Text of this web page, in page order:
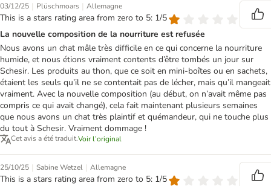
03/12/25 | Plüschmoars | Allemagne
This is a stars rating area from zero to 5: 1/5
La nouvelle composition de la nourriture est refusée
Nous avons un chat mâle très difficile en ce qui concerne la nourriture
humide, et nous étions vraiment contents d’être tombés un jour sur
Schesir. Les produits au thon, que ce soit en mini-boîtes ou en sachets,
étaient les seuls qu’il ne se contentait pas de lécher, mais qu’il mangeait
vraiment. Avec la nouvelle composition (au début, on n’avait même pas
compris ce qui avait changé), cela fait maintenant plusieurs semaines
que nous avons un chat très plaintif et quémandeur, qui ne touche plus
du tout à Schesir. Vraiment dommage !
Cet avis a été traduit.Voir l’original
25/10/25 | Sabine Wetzel | Allemagne
This is a stars rating area from zero to 5: 1/5